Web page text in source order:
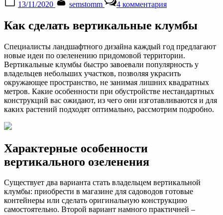
on
13/11/2020 semstomm 4 комментариязаписи
клумбы
для
петунии
своими
руками
Как сделать вертикальные клумбы
Специалисты ландшафтного дизайна каждый год предлагают
новые идеи по озеленению придомовой территории.
Вертикальные клумбы быстро завоевали популярность у
владельцев небольших участков, позволяя украсить
окружающее пространство, не занимая лишних квадратных
метров. Какие особенности при обустройстве нестандартных
конструкций вас ожидают, из чего они изготавливаются и для
каких растений подходят оптимально, рассмотрим подробно.
Характерные особенности
вертикального озеленения
Существует два варианта стать владельцем вертикальной
клумбы: приобрести в магазине для садоводов готовые
контейнеры или сделать оригинальную конструкцию
самостоятельно. Второй вариант намного практичней –